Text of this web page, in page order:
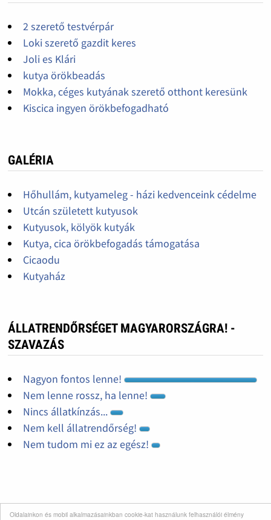
Oldalainkon és mobil alkalmazásainkban cookie-kat használunk felhasználói élmény
2 szerető testvérpár
Loki szerető gazdit keres
Joli es Klári
kutya örökbeadás
Mokka, céges kutyának szerető otthont keresünk
Kiscica ingyen örökbefogadható
GALÉRIA
Hőhullám, kutyameleg - házi kedvenceink cédelme
Utcán született kutyusok
Kutyusok, kölyök kutyák
Kutya, cica örökbefogadás támogatása
Cicaodu
Kutyaház
ÁLLATRENDŐRSÉGET MAGYARORSZÁGRA! -
SZAVAZÁS
Nagyon fontos lenne!
Nem lenne rossz, ha lenne!
Nincs állatkínzás...
Nem kell állatrendőrség!
Nem tudom mi ez az egész!